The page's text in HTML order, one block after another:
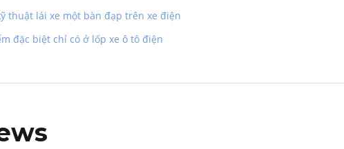
thuật lái xe một bàn đạp trên xe điện
đặc biệt chỉ có ở lốp xe ô tô điện